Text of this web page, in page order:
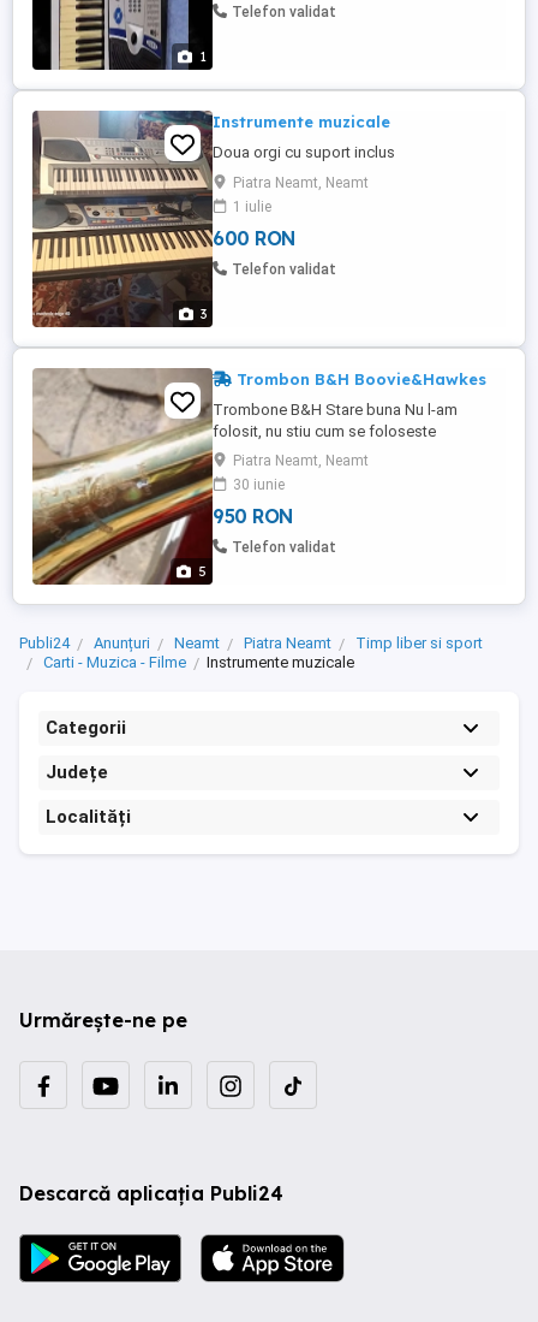
1
Telefon validat
3
Instrumente muzicale
Doua orgi cu suport inclus
Piatra Neamt, Neamt
1 iulie
600 RON
Telefon validat
5
Trombon B&H Boovie&Hawkes
Trombone B&H Stare buna Nu l-am
folosit, nu stiu cum se foloseste
Piatra Neamt, Neamt
30 iunie
950 RON
Telefon validat
Publi24 Anunțuri Neamt Piatra Neamt
Timp liber si sport
Carti - Muzica - Filme
Instrumente muzicale
Categorii
Județe
Localități
Urmărește-ne pe
Descarcă aplicația Publi24